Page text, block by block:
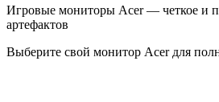
Игровые мониторы Acer — четкое и
артефактов
Выберите свой монитор Acer для